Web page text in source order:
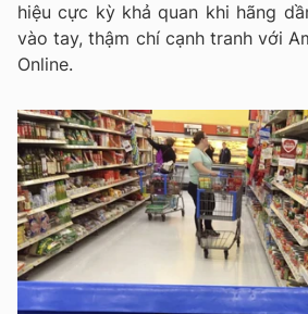
hiệu cực kỳ khả quan khi hãng
vào tay, thậm chí cạnh tranh với
Online.